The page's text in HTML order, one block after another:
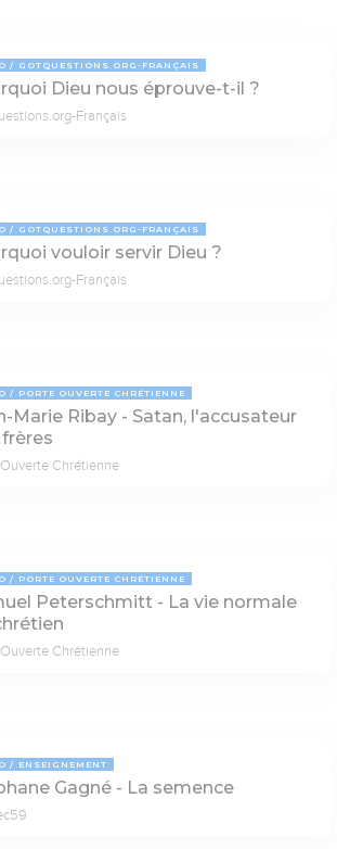
GOTQUESTIONS.ORG-FRANÇAIS
Dieu nous éprouve-t-il ?
Français
GOTQUESTIONS.ORG-FRANÇAIS
vouloir servir Dieu ?
Français
PORTE OUVERTE CHRÉTIENNE
Marie Ribay - Satan, l'accusateur
Chrétienne
PORTE OUVERTE CHRÉTIENNE
Peterschmitt - La vie normale
Chrétienne
ENSEIGNEMENT
Gagné - La semence